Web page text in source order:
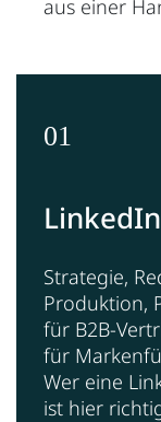
aus einer
01
Strategie,
Produktion,
für B2B-
für
Wer eine
ist hier